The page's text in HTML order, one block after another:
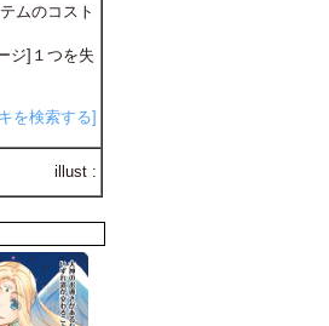
ムのコスト
ジ]１つを失
を検索する]
illust :